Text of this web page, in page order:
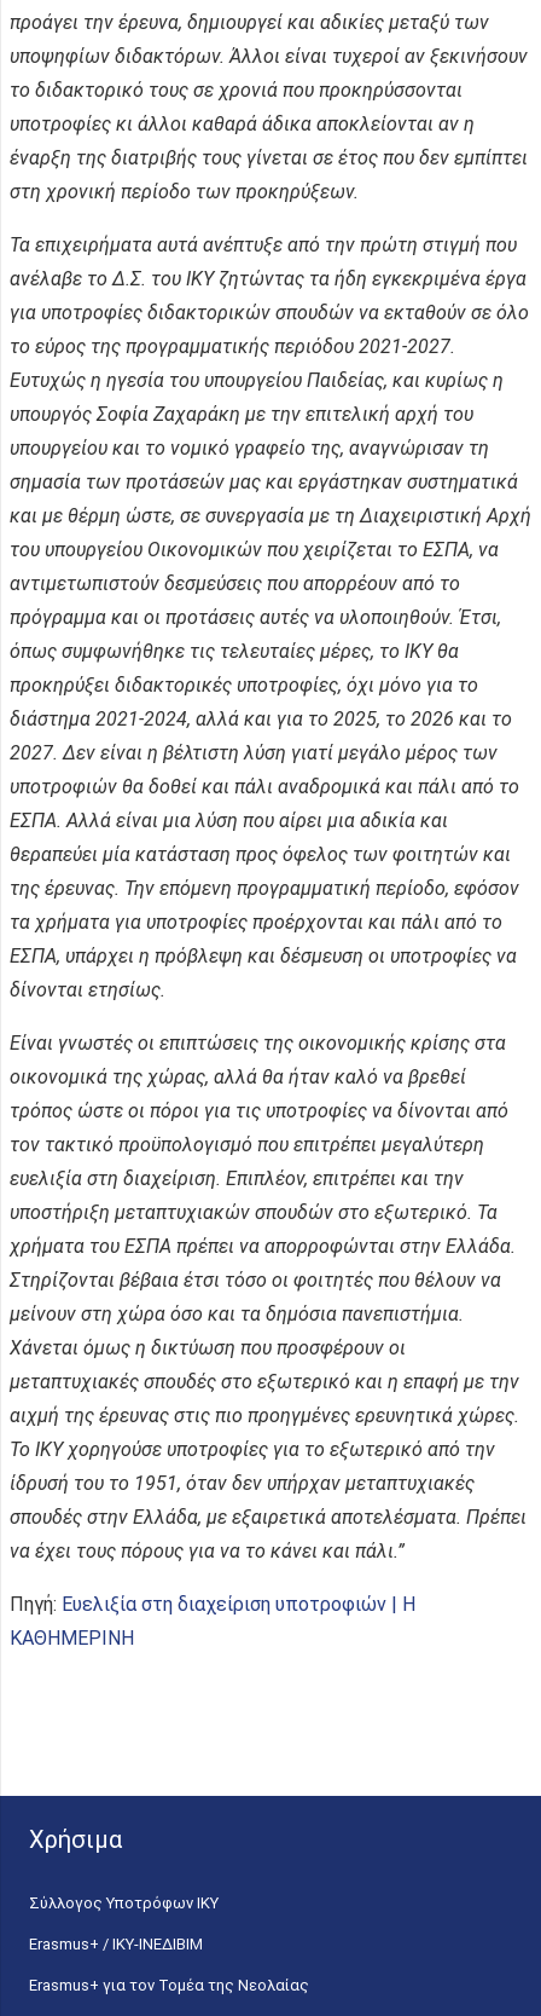
προάγει την έρευνα, δημιουργεί και αδικίες μεταξύ των
υποψηφίων διδακτόρων. Άλλοι είναι τυχεροί αν ξεκινήσουν
το διδακτορικό τους σε χρονιά που προκηρύσσονται
υποτροφίες κι άλλοι καθαρά άδικα αποκλείονται αν η
έναρξη της διατριβής τους γίνεται σε έτος που δεν εμπίπτει
στη χρονική περίοδο των προκηρύξεων.
Τα επιχειρήματα αυτά ανέπτυξε από την πρώτη στιγμή που
ανέλαβε το Δ.Σ. του ΙΚΥ ζητώντας τα ήδη εγκεκριμένα έργα
για υποτροφίες διδακτορικών σπουδών να εκταθούν σε όλο
το εύρος της προγραμματικής περιόδου 2021-2027.
Ευτυχώς η ηγεσία του υπουργείου Παιδείας, και κυρίως η
υπουργός Σοφία Ζαχαράκη με την επιτελική αρχή του
υπουργείου και το νομικό γραφείο της, αναγνώρισαν τη
σημασία των προτάσεών μας και εργάστηκαν συστηματικά
και με θέρμη ώστε, σε συνεργασία με τη Διαχειριστική Αρχή
του υπουργείου Οικονομικών που χειρίζεται το ΕΣΠΑ, να
αντιμετωπιστούν δεσμεύσεις που απορρέουν από το
πρόγραμμα και οι προτάσεις αυτές να υλοποιηθούν. Έτσι,
όπως συμφωνήθηκε τις τελευταίες μέρες, το ΙΚΥ θα
προκηρύξει διδακτορικές υποτροφίες, όχι μόνο για το
διάστημα 2021-2024, αλλά και για το 2025, το 2026 και το
2027. Δεν είναι η βέλτιστη λύση γιατί μεγάλο μέρος των
υποτροφιών θα δοθεί και πάλι αναδρομικά και πάλι από το
ΕΣΠΑ. Αλλά είναι μια λύση που αίρει μια αδικία και
θεραπεύει μία κατάσταση προς όφελος των φοιτητών και
της έρευνας. Την επόμενη προγραμματική περίοδο, εφόσον
τα χρήματα για υποτροφίες προέρχονται και πάλι από το
ΕΣΠΑ, υπάρχει η πρόβλεψη και δέσμευση οι υποτροφίες να
δίνονται ετησίως.
Είναι γνωστές οι επιπτώσεις της οικονομικής κρίσης στα
οικονομικά της χώρας, αλλά θα ήταν καλό να βρεθεί
τρόπος ώστε οι πόροι για τις υποτροφίες να δίνονται από
τον τακτικό προϋπολογισμό που επιτρέπει μεγαλύτερη
ευελιξία στη διαχείριση. Επιπλέον, επιτρέπει και την
υποστήριξη μεταπτυχιακών σπουδών στο εξωτερικό. Τα
χρήματα του ΕΣΠΑ πρέπει να απορροφώνται στην Ελλάδα.
Στηρίζονται βέβαια έτσι τόσο οι φοιτητές που θέλουν να
μείνουν στη χώρα όσο και τα δημόσια πανεπιστήμια.
Χάνεται όμως η δικτύωση που προσφέρουν οι
μεταπτυχιακές σπουδές στο εξωτερικό και η επαφή με την
αιχμή της έρευνας στις πιο προηγμένες ερευνητικά χώρες.
Το ΙΚΥ χορηγούσε υποτροφίες για το εξωτερικό από την
ίδρυσή του το 1951, όταν δεν υπήρχαν μεταπτυχιακές
σπουδές στην Ελλάδα, με εξαιρετικά αποτελέσματα. Πρέπει
να έχει τους πόρους για να το κάνει και πάλι.”
Πηγή: Ευελιξία στη διαχείριση υποτροφιών | Η
ΚΑΘΗΜΕΡΙΝΗ
Χρήσιμα
Σύλλογος Υποτρόφων ΙΚΥ
Erasmus+ / ΙΚΥ-ΙΝΕΔΙΒΙΜ
Erasmus+ για τον Τομέα της Νεολαίας